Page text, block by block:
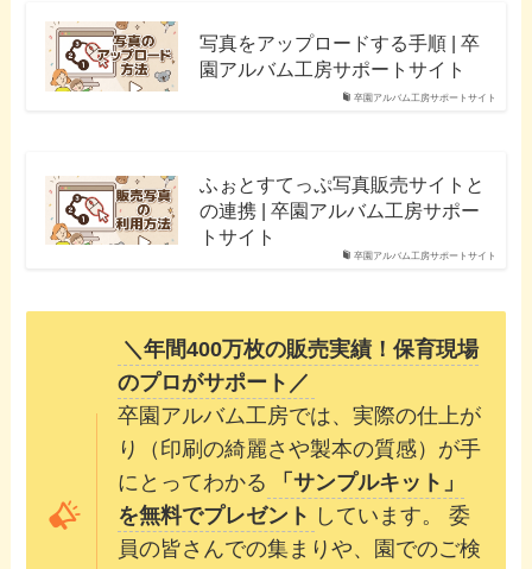
卒園アルバム工房サポートサイト
写真をアップロードする手順 | 卒
園アルバム工房サポートサイト
卒園アルバム工房サポートサイト
ふぉとすてっぷ写真販売サイトと
の連携 | 卒園アルバム工房サポー
トサイト
＼年間400万枚の販売実績！保育現場
のプロがサポート／
卒園アルバム工房では、実際の仕上が
り（印刷の綺麗さや製本の質感）が手
にとってわかる
「サンプルキット」
を無料でプレゼント しています。 委
員の皆さんでの集まりや、園でのご検